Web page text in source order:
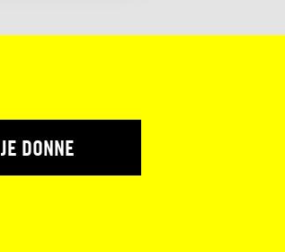
JE DONNE